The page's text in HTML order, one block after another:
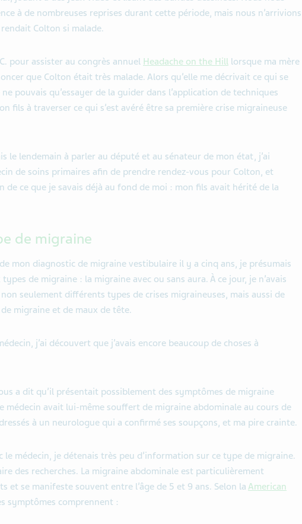
à de nombreuses reprises durant cette période, mais nous n’arrivions
Colton si malade.
pour assister au congrès annuel Headache on the Hill lorsque ma mère
que Colton était très malade. Alors qu’elle me décrivait ce qui se
pouvais qu’essayer de la guider dans l’application de techniques
fils à traverser ce qui s’est avéré être sa première crise migraineuse
le lendemain à parler au député et au sénateur de mon état, j’ai
de soins primaires afin de prendre rendez-vous pour Colton, et
de ce que je savais déjà au fond de moi : mon fils avait hérité de la
de migraine
de mon diagnostic de migraine vestibulaire il y a cinq ans, je présumais
de migraine : la migraine avec ou sans aura. À ce jour, je n’avais
seulement différents types de crises migraineuses, mais aussi de
migraine et de maux de tête.
j’ai découvert que j’avais encore beaucoup de choses à
a dit qu’il présentait possiblement des symptômes de migraine
avait lui-même souffert de migraine abdominale au cours de
à un neurologue qui a confirmé ses soupçons, et ma pire crainte.
le médecin, je détenais très peu d’information sur ce type de migraine.
des recherches. La migraine abdominale est particulièrement
et se manifeste souvent entre l’âge de 5 et 9 ans. Selon la American
symptômes comprennent :